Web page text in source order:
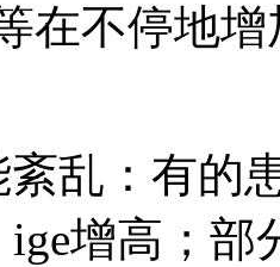
在不停地
乱：有的
ige增高；